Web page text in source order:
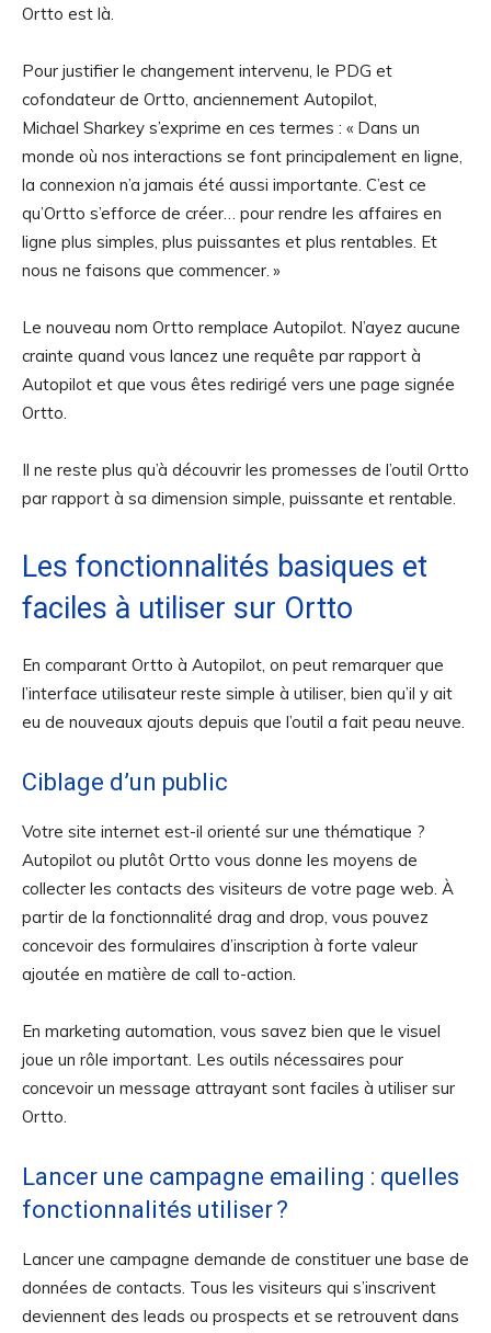
Ortto est là.
Pour justifier le changement intervenu, le PDG et
cofondateur de Ortto, anciennement Autopilot,
Michael Sharkey s’exprime en ces termes : « Dans un
monde où nos interactions se font principalement en ligne,
la connexion n’a jamais été aussi importante. C’est ce
qu’Ortto s’efforce de créer… pour rendre les affaires en
ligne plus simples, plus puissantes et plus rentables. Et
nous ne faisons que commencer. »
Le nouveau nom Ortto remplace Autopilot. N’ayez aucune
crainte quand vous lancez une requête par rapport à
Autopilot et que vous êtes redirigé vers une page signée
Ortto.
Il ne reste plus qu’à découvrir les promesses de l’outil Ortto
par rapport à sa dimension simple, puissante et rentable.
Les fonctionnalités basiques et
faciles à utiliser sur Ortto
En comparant Ortto à Autopilot, on peut remarquer que
l’interface utilisateur reste simple à utiliser, bien qu’il y ait
eu de nouveaux ajouts depuis que l’outil a fait peau neuve.
Ciblage d’un public
Votre site internet est-il orienté sur une thématique ?
Autopilot ou plutôt Ortto vous donne les moyens de
collecter les contacts des visiteurs de votre page web. À
partir de la fonctionnalité drag and drop, vous pouvez
concevoir des formulaires d’inscription à forte valeur
ajoutée en matière de call to-action.
En marketing automation, vous savez bien que le visuel
joue un rôle important. Les outils nécessaires pour
concevoir un message attrayant sont faciles à utiliser sur
Ortto.
Lancer une campagne emailing : quelles
fonctionnalités utiliser ?
Lancer une campagne demande de constituer une base de
données de contacts. Tous les visiteurs qui s’inscrivent
deviennent des leads ou prospects et se retrouvent dans